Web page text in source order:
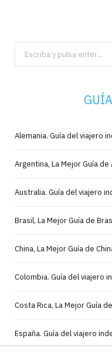
Search
for:
Alemania. Guía del viajero
Argentina, La Mejor Guía de
Australia. Guía del viajero
Brasil, La Mejor Guía de
China, La Mejor Guía de
Colombia. Guía del viajero
Costa Rica, La Mejor Guía
España. Guía del viajero